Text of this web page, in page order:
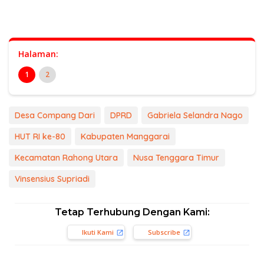
Halaman:
1 2
Desa Compang Dari DPRD
Gabriela Selandra Nago
HUT RI ke-80
Kabupaten Manggarai
Kecamatan Rahong Utara
Nusa Tenggara Timur
Vinsensius Supriadi
Tetap Terhubung Dengan Kami:
Ikuti Kami Subscribe